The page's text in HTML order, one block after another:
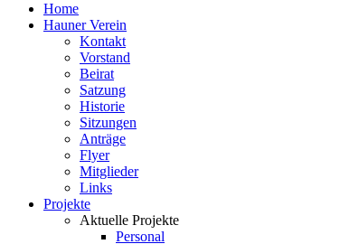
Home
Hauner Verein
Kontakt
Vorstand
Beirat
Satzung
Historie
Sitzungen
Anträge
Flyer
Mitglieder
Links
Projekte
Aktuelle Projekte
Personal